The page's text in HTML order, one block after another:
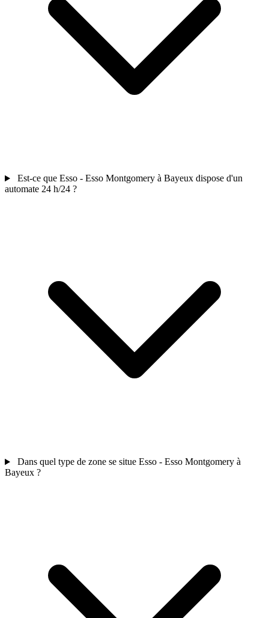
Est-ce que Esso - Esso Montgomery à Bayeux dispose d'un
automate 24 h/24 ?
Dans quel type de zone se situe Esso - Esso Montgomery à
Bayeux ?